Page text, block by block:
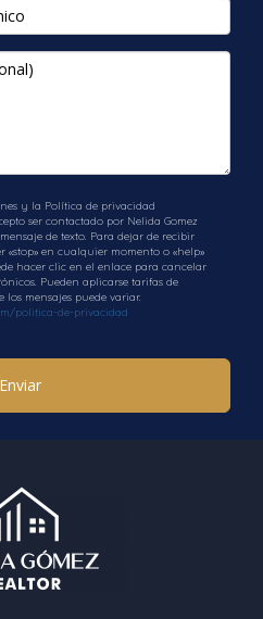
y la Política de privacidad
ser contactado por Nelida Gomez
de texto. Para dejar de recibir
«stop» en cualquier momento o «help»
hacer clic en el enlace para cancelar
Pueden aplicarse tarifas de
los mensajes puede variar.
politica-de-privacidad
Enviar